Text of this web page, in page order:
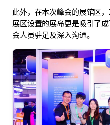
此外，在本次峰会的展馆区
展区设置的展岛更是吸引了
会人员驻足及深入沟通。